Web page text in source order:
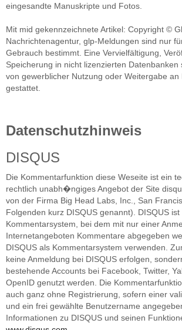
eingesandte Manuskripte und Fotos.
Mit mid gekennzeichnete Artikel: Copyright ©
Nachrichtenagentur, glp-Meldungen sind nur
Gebrauch bestimmt. Eine Vervielfältigung,
Speicherung in nicht lizenzierten Datenbanken
von gewerblicher Nutzung oder Weitergabe an
gestattet.
Datenschutzhinweis
DISQUS
Die Kommentarfunktion diese Weseite ist ein
rechtlich unabh�ngiges Angebot der Site
von der Firma Big Head Labs, Inc., San
Folgenden kurz DISQUS genannt). DISQUS
Kommentarsystem, bei dem mit nur einer
Internetangeboten Kommentare abgegeben
DISQUS als Kommentarsystem verwenden.
keine Anmeldung bei DISQUS erfolgen,
bestehende Accounts bei Facebook, Twitter,
OpenID genutzt werden. Die
auch ganz ohne Registrierung, sofern einer
und ein frei gewählte Benutzername
Informationen zu DISQUS und seinen